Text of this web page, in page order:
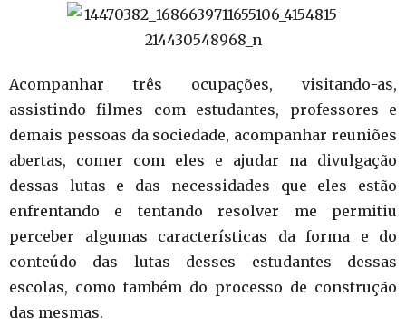
Acompanhar três ocupações, visitando-as,
assistindo filmes com estudantes, professores e
demais pessoas da sociedade, acompanhar reuniões
abertas, comer com eles e ajudar na divulgação
dessas lutas e das necessidades que eles estão
enfrentando e tentando resolver me permitiu
perceber algumas características da forma e do
conteúdo das lutas desses estudantes dessas
escolas, como também do processo de construção
das mesmas.